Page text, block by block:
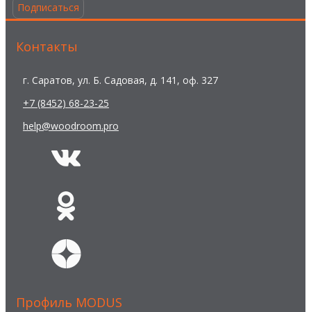
Подписаться
Контакты
г. Саратов, ул. Б. Садовая, д. 141, оф. 327
+7 (8452) 68-23-25
help@woodroom.pro
Профиль MODUS